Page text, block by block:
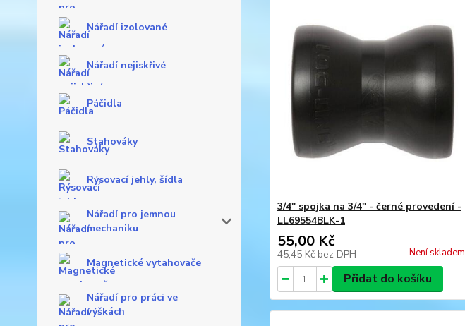
Nářadí izolované
Nářadí nejiskřivé
Páčidla
Stahováky
Rýsovací jehly, šídla
Nářadí pro jemnou
mechaniku
Magnetické vytahovače
Nářadí pro práci ve
výškách
3/4" spojka na 3/4" - černé provedení -
LL69554BLK-1
55,00 Kč
45,45 Kč bez DPH Není skladem
Přidat do košíku